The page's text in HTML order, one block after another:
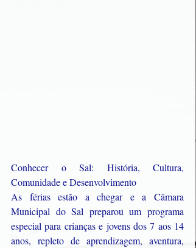
Conhecer o Sal: História, Cultura,
Comunidade e Desenvolvimento
As férias estão a chegar e a Câmara
Municipal do Sal preparou um programa
especial para crianças e jovens dos 7 aos 14
anos, repleto de aprendizagem, aventura,